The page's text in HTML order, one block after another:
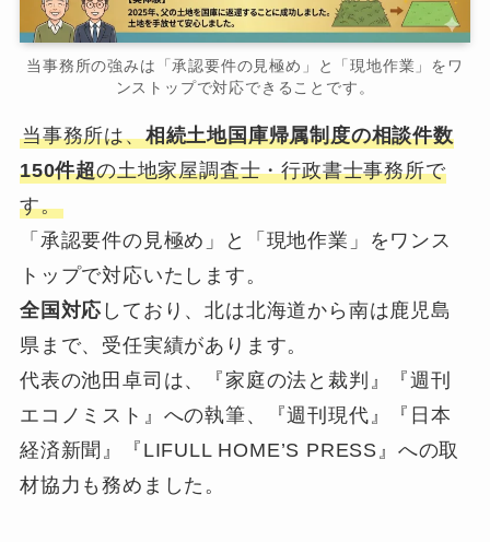
当事務所の強みは「承認要件の見極め」と「現地作業」をワ
ンストップで対応できることです。
当事務所は、相続土地国庫帰属制度の相談件数
150件超の土地家屋調査士・行政書士事務所で
す。
「承認要件の見極め」と「現地作業」をワンス
トップで対応いたします。
全国対応 しており、北は北海道から南は鹿児島
県まで、受任実績があります。
代表の池田卓司は、『家庭の法と裁判』『週刊
エコノミスト』への執筆、『週刊現代』『日本
経済新聞』『LIFULL HOME’S PRESS』への取
材協力も務めました。